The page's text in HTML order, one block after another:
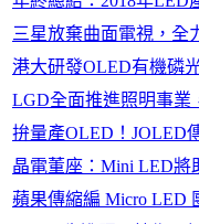
三星放棄曲面電視，全
港大研發OLED有機磷
LGD全面推進照明事業
拚量產OLED！JOLED
晶電董座：Mini LED將
蘋果傳縮編 Micro LED